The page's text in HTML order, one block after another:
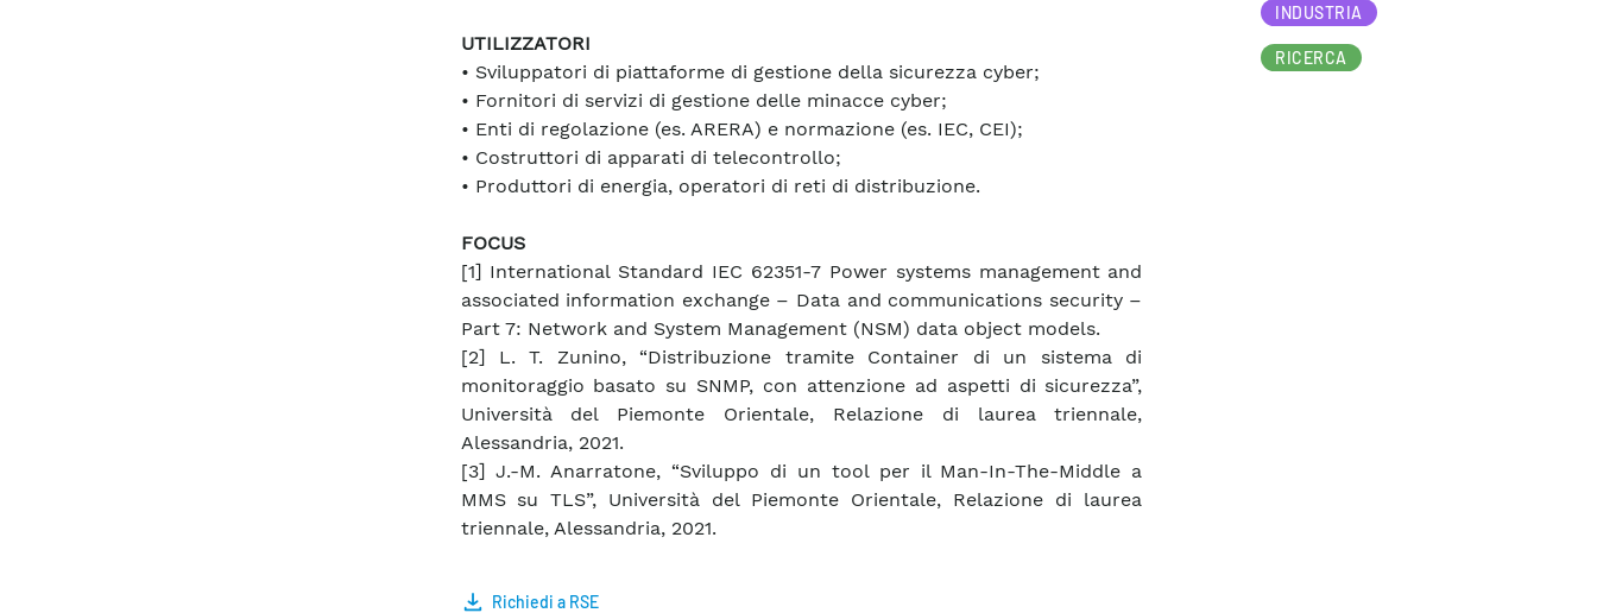
UTILIZZATORI
• Sviluppatori di piattaforme di gestione della sicurezza cyber;
• Fornitori di servizi di gestione delle minacce cyber;
• Enti di regolazione (es. ARERA) e normazione (es. IEC, CEI);
• Costruttori di apparati di telecontrollo;
• Produttori di energia, operatori di reti di distribuzione.
FOCUS
[1] International Standard IEC 62351-7 Power systems management and
associated information exchange – Data and communications security –
Part 7: Network and System Management (NSM) data object models.
[2] L. T. Zunino, “Distribuzione tramite Container di un sistema di
monitoraggio basato su SNMP, con attenzione ad aspetti di sicurezza”,
Università del Piemonte Orientale, Relazione di laurea triennale,
Alessandria, 2021.
[3] J.-M. Anarratone, “Sviluppo di un tool per il Man-In-The-Middle a
MMS su TLS”, Università del Piemonte Orientale, Relazione di laurea
triennale, Alessandria, 2021.
Richiedi a RSE
INDUSTRIA
RICERCA